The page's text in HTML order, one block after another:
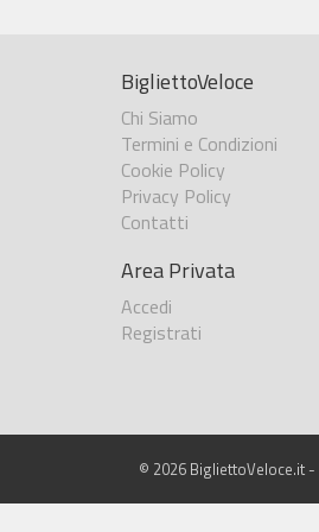
BigliettoVeloce
Chi Siamo
Termini e Condizioni
Cookie Policy
Privacy Policy
Contatti
Area Privata
Accedi
Registrati
© 2026 BigliettoVeloce.it